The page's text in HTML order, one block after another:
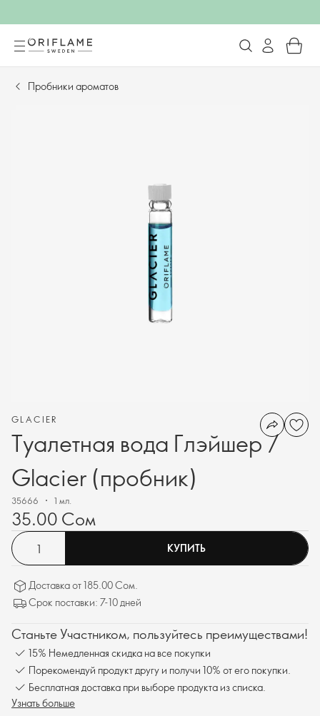
Пробники ароматов
GLACIER
Туалетная вода Глэйшер /
Glacier (пробник)
35666 1 мл.
35.00 Сом
КУПИТЬ
Доставка от 185.00 Сом.
Срок поставки: 7-10 дней
Станьте Участником, пользуйтесь преимуществами!
15% Немедленная скидка на все покупки
Порекомендуй продукт другу и получи 10% от его покупки.
Бесплатная доставка при выборе продукта из списка.
Узнать больше